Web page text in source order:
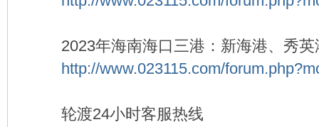
2023年海南海口三港：新海港、秀
http://www.023115.com/
轮渡24小时客服热线